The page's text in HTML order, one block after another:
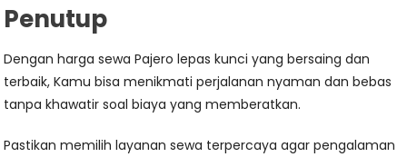
Penutup
Dengan harga sewa Pajero lepas kunci yang bersaing dan
terbaik, Kamu bisa menikmati perjalanan nyaman dan bebas
tanpa khawatir soal biaya yang memberatkan.
Pastikan memilih layanan sewa terpercaya agar pengalaman